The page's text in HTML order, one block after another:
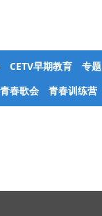
CETV早期教育
专题
青春歌会 青春训练营